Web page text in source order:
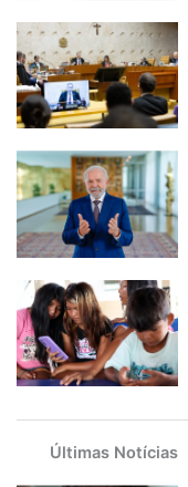
Últimas Notícias